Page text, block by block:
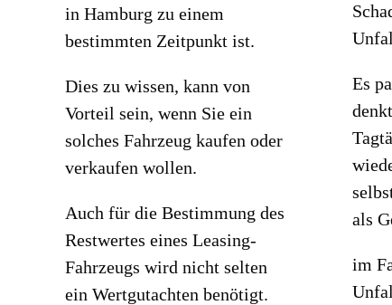
in Hamburg zu einem
bestimmten Zeitpunkt ist.
Dies zu wissen, kann von
Vorteil sein, wenn Sie ein
solches Fahrzeug kaufen oder
verkaufen wollen.
Auch für die Bestimmung des
Restwertes eines Leasing-
Fahrzeugs wird nicht selten
ein Wertgutachten benötigt.
Es
als
im